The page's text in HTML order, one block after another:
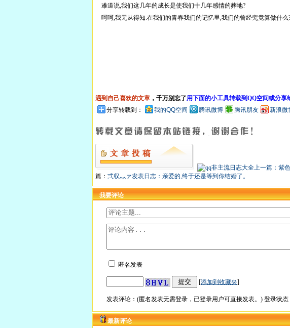
难道说,我们这几年的成长是使我们十几年感情的葬地?
呵呵,我无从得知.在我们的青春我们的记忆里,我们的曾经究竟算做什么
遇到自己喜欢的文章 ，千万别忘了用下面的小工具转载到QQ空间或分享
分享转载到：
我的QQ空间 腾讯微博 腾讯朋友 新浪微
上一篇： 紫
篇： 弍収灬ァ发表日志：亲爱的,终于还是等到你结婚了。
我要评论
匿名发表
[添加到收藏夹]
发表评论：(匿名发表无需登录，已登录用户可直接发表。) 登录状态
最新评论